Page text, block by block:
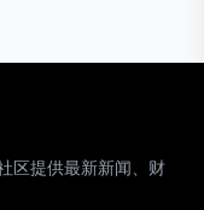
区提供最新新闻、财